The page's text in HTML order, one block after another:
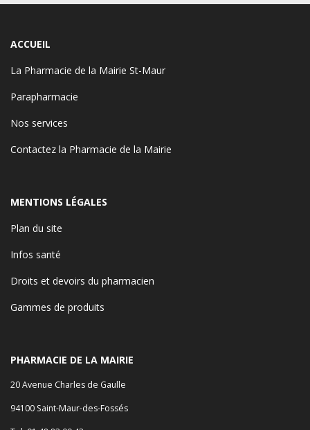
ACCUEIL
La Pharmacie de la Mairie St-Maur
Parapharmacie
Nos services
Contactez la Pharmacie de la Mairie
MENTIONS LÉGALES
Plan du site
Infos santé
Droits et devoirs du pharmacien
Gammes de produits
PHARMACIE DE LA MAIRIE
20 Avenue Charles de Gaulle
94100 Saint-Maur-des-Fossés